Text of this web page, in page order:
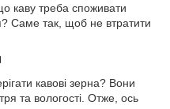
каву треба споживати
Саме так, щоб не втратити
кавові зерна? Вони
та вологості. Отже, ось